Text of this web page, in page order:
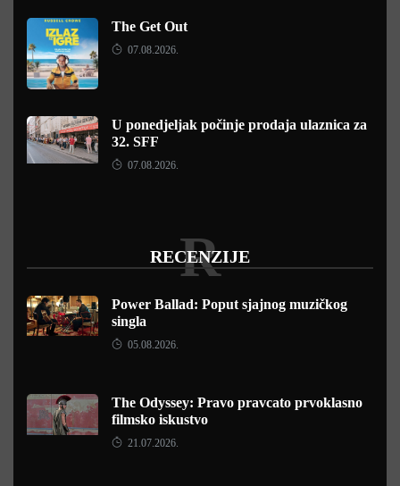
The Get Out
07.08.2026.
U ponedjeljak počinje prodaja ulaznica za
32. SFF
07.08.2026.
RECENZIJE
R
Power Ballad: Poput sjajnog muzičkog
singla
05.08.2026.
The Odyssey: Pravo pravcato prvoklasno
filmsko iskustvo
21.07.2026.